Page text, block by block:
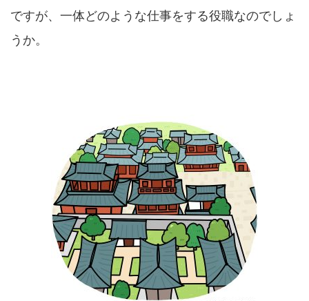
ですが、一体どのような仕事をする役職なのでしょ
うか。